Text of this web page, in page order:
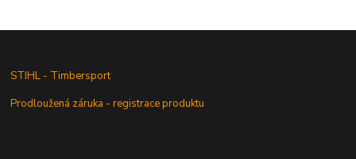
STIHL - Timbersport
Prodloužená záruka - registrace produktu